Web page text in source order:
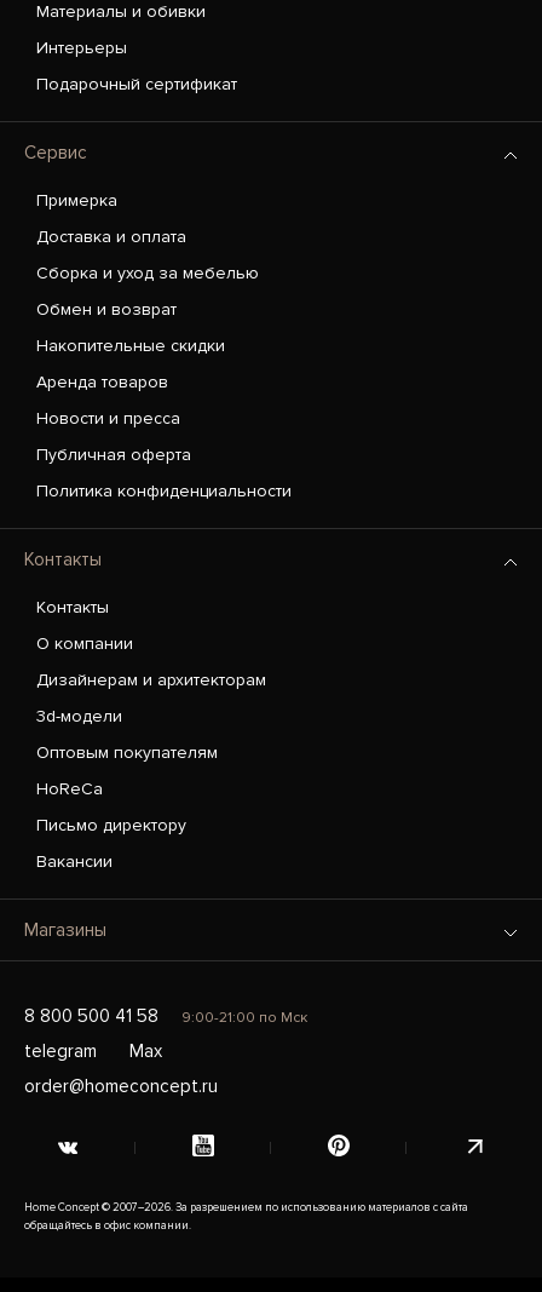
Материалы и обивки
Интерьеры
Подарочный сертификат
Сервис
Примерка
Доставка и оплата
Сборка и уход за мебелью
Обмен и возврат
Накопительные скидки
Аренда товаров
Новости и пресса
Публичная оферта
Политика конфиденциальности
Контакты
Контакты
О компании
Дизайнерам и архитекторам
3d-модели
Оптовым покупателям
HoReCa
Письмо директору
Вакансии
Магазины
8 800 500 41 58 9:00-21:00 по Мск
telegram
Max
order@homeconcept.ru
Home Concept © 2007–2026. За разрешением по использованию материалов с сайта
обращайтесь в офис компании.